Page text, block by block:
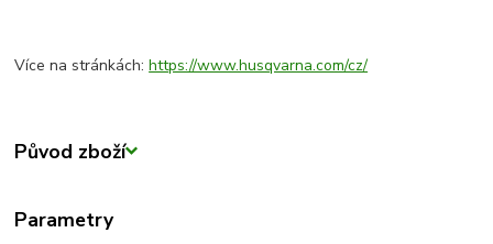
Více na stránkách:https://www.husqvarna.com/cz/
Původ zboží
Parametry